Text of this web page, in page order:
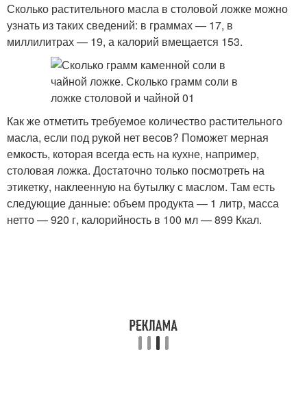
Сколько растительного масла в столовой ложке можно
узнать из таких сведений: в граммах — 17, в
миллилитрах — 19, а калорий вмещается 153.
Как же отметить требуемое количество растительного
масла, если под рукой нет весов? Поможет мерная
емкость, которая всегда есть на кухне, например,
столовая ложка. Достаточно только посмотреть на
этикетку, наклеенную на бутылку с маслом. Там есть
следующие данные: объем продукта — 1 литр, масса
нетто — 920 г, калорийность в 100 мл — 899 Ккал.